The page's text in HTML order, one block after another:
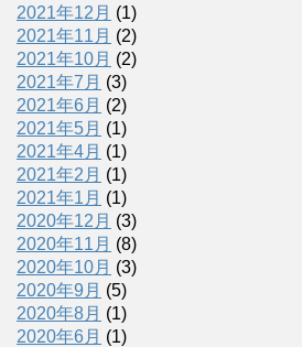
2021年12月 (1)
2021年11月 (2)
2021年10月 (2)
2021年7月 (3)
2021年6月 (2)
2021年5月 (1)
2021年4月 (1)
2021年2月 (1)
2021年1月 (1)
2020年12月 (3)
2020年11月 (8)
2020年10月 (3)
2020年9月 (5)
2020年8月 (1)
2020年6月 (1)